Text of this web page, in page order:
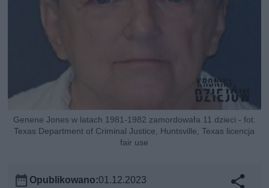
Genene Jones w latach 1981-1982 zamordowała 11 dzieci - fot.
Texas Department of Criminal Justice, Huntsville, Texas licencja
fair use
Opublikowano:01.12.2023